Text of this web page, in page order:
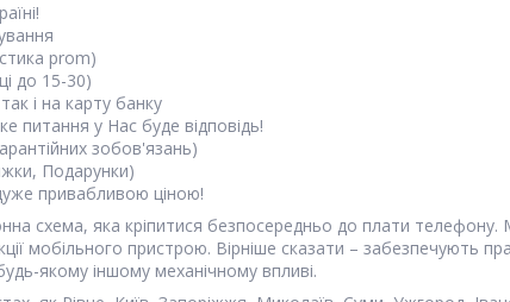
prom)
до 15-30)
і на карту банку
питання у Нас буде відповідь!
зобов'язань)
Подарунки)
привабливою ціною!
схема, яка кріпитися безпосередньо до плати телефону.
мобільного пристрою. Вірніше сказати – забезпечують
якому іншому механічному впливі.